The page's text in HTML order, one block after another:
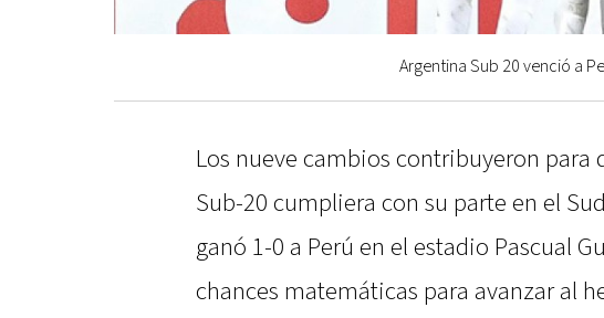
Argentina Sub 20 venció a
Los nueve cambios contribuyeron para
Sub-20 cumpliera con su parte en el
ganó 1-0 a Perú en el estadio Pascual
chances matemáticas para avanzar al